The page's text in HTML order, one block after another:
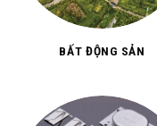
BẤT ĐỘNG SẢN